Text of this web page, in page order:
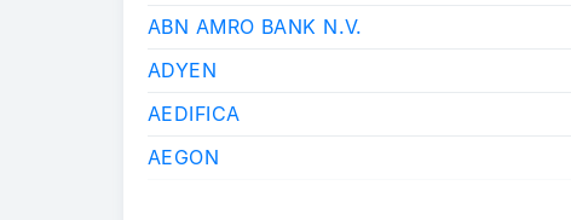
ABN AMRO BANK N.V.
ADYEN
AEDIFICA
AEGON